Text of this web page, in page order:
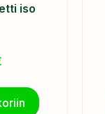
iso